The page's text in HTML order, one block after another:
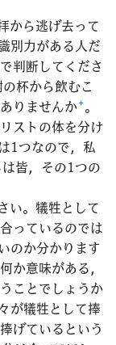
から逃げ去って
別力がある人だ
判断してくださ
杯から飲むこ
りませんか+。
ストの体を分け
1つなので，私
皆，その1つの
い。犠牲として
っているのでは
のか分かります
か意味がある，
ことでしょうか
が犠牲として捧
げているという